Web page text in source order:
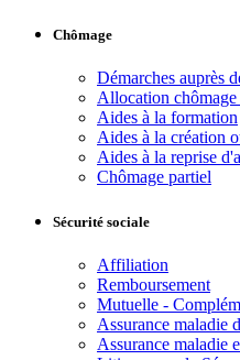
Chômage
Démarches auprès
Allocation
Aides à la formation
Aides à la création
Aides à la reprise
Chômage partiel
Sécurité sociale
Affiliation
Remboursement
Mutuelle -
Assurance maladie
Assurance maladie